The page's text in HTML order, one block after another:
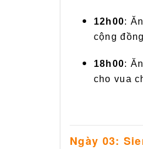
12h00:
cộng
18h00:
cho vua
Ngày 03: